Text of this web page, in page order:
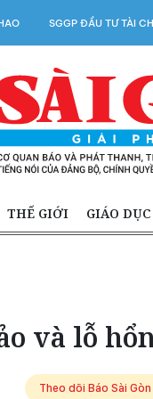
SGGP ĐẦU TƯ TÀI
THẾ GIỚI GIÁO DỤC
và lỗ
Theo dõi Báo Sài